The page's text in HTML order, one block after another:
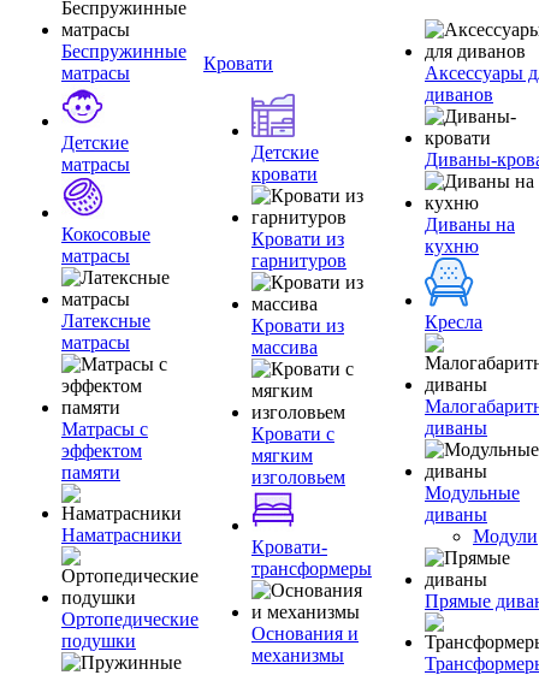
Беспружинные
матрасы
Детские
матрасы
Кокосовые
матрасы
Латексные
матрасы
Матрасы с
эффектом
памяти
Наматрасники
Ортопедические
подушки
Кровати
Детские
кровати
Кровати из
гарнитуров
Кровати из
массива
Кровати с
мягким
изголовьем
Кровати-
трансформеры
Основания и
механизмы
Аксессуары
диванов
Диваны-
Диваны на
кухню
Кресла
диваны
Модульные
диваны
Модули
Прямые